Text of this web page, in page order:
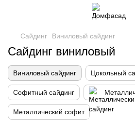
Сайдинг Виниловый сайдинг
Сайдинг виниловый
Виниловый сайдинг Цокольный
Софитный сайдинг
Металлический софит